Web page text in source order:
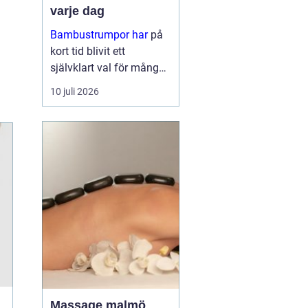
varje dag
Bambustrumpor harpå
kort tid blivit ett
självklart val för många
som vill kombinera
komfort, funktion och
10 juli 2026
Massage malmö